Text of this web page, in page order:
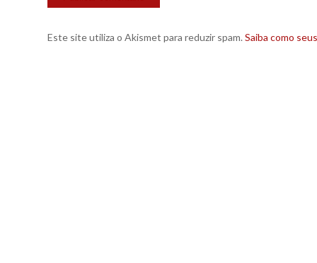
Este site utiliza o Akismet para reduzir spam. Saiba como